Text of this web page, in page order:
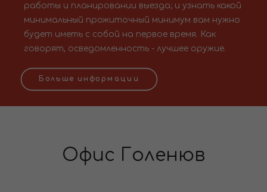
работы и планировании выезда; и узнать какой
минимальный прожиточный минимум вам нужно
будет иметь с собой на первое время. Как
говорят, осведомленность - лучшее оружие.
Больше информации
Офис Голенюв